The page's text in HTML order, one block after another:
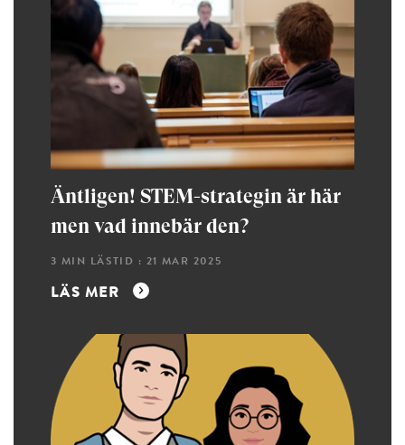
Äntligen! STEM-strategin är här
men vad innebär den?
3 MIN LÄSTID : 21 MAR 2025
LÄS MER